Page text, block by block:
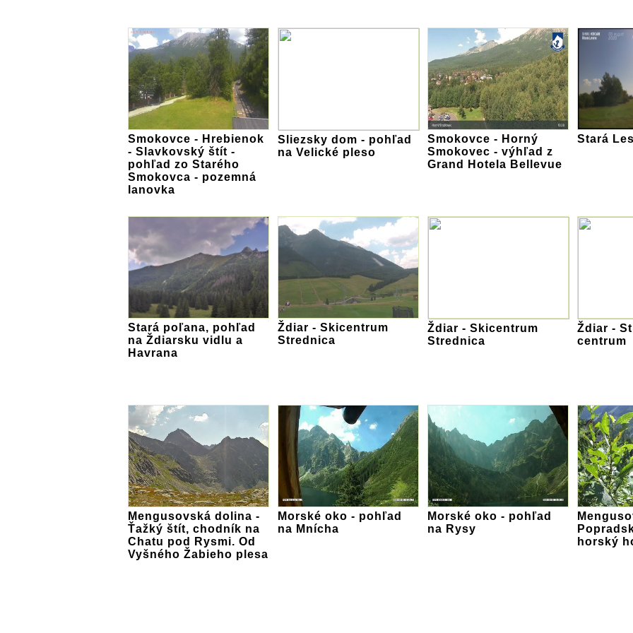
Smokovce - Hrebienok
- Slavkovský štít -
pohľad zo Starého
Smokovca - pozemná
lanovka
Sliezsky dom - pohľad
na Velické pleso
Smokovce - Horný
Smokovec - výhľad z
Grand Hotela Bellevue
Stará
Stará poľana, pohľad
na Ždiarsku vidlu a
Havrana
Ždiar - Skicentrum
Strednica
Ždiar - Skicentrum
Strednica
Ždiar -
centrum
Mengusovská dolina -
Ťažký štít, chodník na
Chatu pod Rysmi. Od
Vyšného Žabieho plesa
Morské oko - pohľad
na Mnícha
Morské oko - pohľad
na Rysy
horský